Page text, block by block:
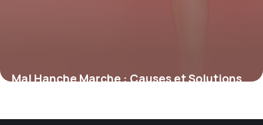
Mal Hanche Marche : Causes et Solutions